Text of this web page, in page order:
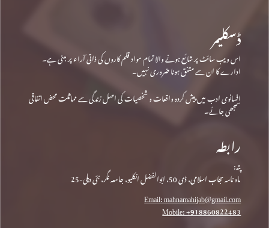
ڈسکلیمر
اس ویب سائٹ پر شائع ہونے والا تمام مواد قلم کاروں کی ذاتی آراء پر مبنی ہے۔
ادارے کا ان سے متفق ہونا ضروری نہیں۔
افسانوی ادب میں پیش کردہ واقعات و شخصیات کی اصل زندگی سے مماثلت محض اتفاقی
سمجھی جائے۔
رابطہ
پتہ:
ماہ نامہ حجاب اسلامی، ڈی 50، ابوالفضل انکلیو، جامعہ نگر، نئی دہلی-25
Email: mahnamahijab@gmail.com
Mobile: +918860822483